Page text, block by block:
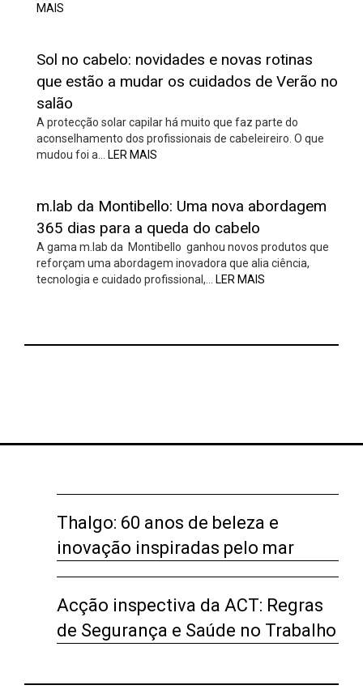
MAIS
Sol no cabelo: novidades e novas rotinas
que estão a mudar os cuidados de Verão no
salão
A protecção solar capilar há muito que faz parte do
aconselhamento dos profissionais de cabeleireiro. O que
mudou foi a…
LER MAIS
m.lab da Montibello: Uma nova abordagem
365 dias para a queda do cabelo
A gama m.lab da Montibello ganhou novos produtos que
reforçam uma abordagem inovadora que alia ciência,
tecnologia e cuidado profissional,…
LER MAIS
Thalgo: 60 anos de beleza e
inovação inspiradas pelo mar
Acção inspectiva da ACT: Regras
de Segurança e Saúde no Trabalho